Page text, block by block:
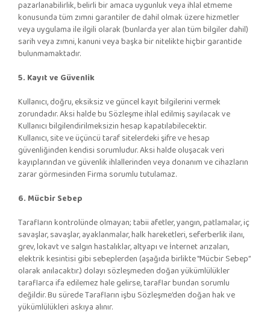
pazarlanabilirlik, belirli bir amaca uygunluk veya ihlal etmeme
konusunda tüm zımni garantiler de dahil olmak üzere hizmetler
veya uygulama ile ilgili olarak (bunlarda yer alan tüm bilgiler dahil)
sarih veya zımni, kanuni veya başka bir nitelikte hiçbir garantide
bulunmamaktadır.
5. Kayıt ve Güvenlik
Kullanıcı, doğru, eksiksiz ve güncel kayıt bilgilerini vermek
zorundadır. Aksi halde bu Sözleşme ihlal edilmiş sayılacak ve
Kullanıcı bilgilendirilmeksizin hesap kapatılabilecektir.
Kullanıcı, site ve üçüncü taraf sitelerdeki şifre ve hesap
güvenliğinden kendisi sorumludur. Aksi halde oluşacak veri
kayıplarından ve güvenlik ihlallerinden veya donanım ve cihazların
zarar görmesinden Firma sorumlu tutulamaz.
6. Mücbir Sebep
Tarafların kontrolünde olmayan; tabii afetler, yangın, patlamalar, iç
savaşlar, savaşlar, ayaklanmalar, halk hareketleri, seferberlik ilanı,
grev, lokavt ve salgın hastalıklar, altyapı ve İnternet arızaları,
elektrik kesintisi gibi sebeplerden (aşağıda birlikte "Mücbir Sebep”
olarak anılacaktır.) dolayı sözleşmeden doğan yükümlülükler
taraflarca ifa edilemez hale gelirse, taraflar bundan sorumlu
değildir. Bu sürede Tarafların işbu Sözleşme’den doğan hak ve
yükümlülükleri askıya alınır.